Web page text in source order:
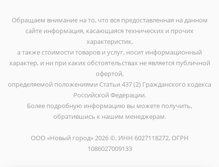
Обращаем внимание на то, что вся предоставленная на данном
сайте информация, касающаяся технических и прочих
характеристик,
а также стоимости товаров и услуг, носит информационный
характер, и ни при каких обстоятельствах не является публичной
офертой,
определяемой положениями Статьи 437 (2) Гражданского кодекса
Российской Федерации.
Более подробную информацию вы можете получить,
обратившись к нашим менеджерам.
ООО «Новый город» 2026 ©, ИНН 6027118272, ОГРН
1086027009133